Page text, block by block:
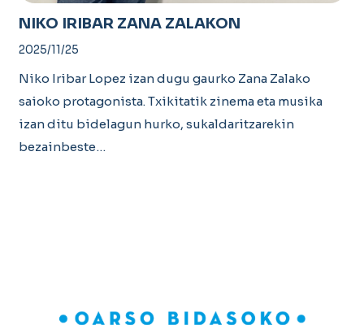
NIKO IRIBAR ZANA ZALAKON
2025/11/25
Niko Iribar Lopez izan dugu gaurko Zana Zalako
saioko protagonista. Txikitatik zinema eta musika
izan ditu bidelagun hurko, sukaldaritzarekin
bezainbeste…